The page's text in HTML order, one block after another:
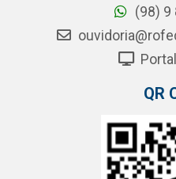
(98) 9
QR